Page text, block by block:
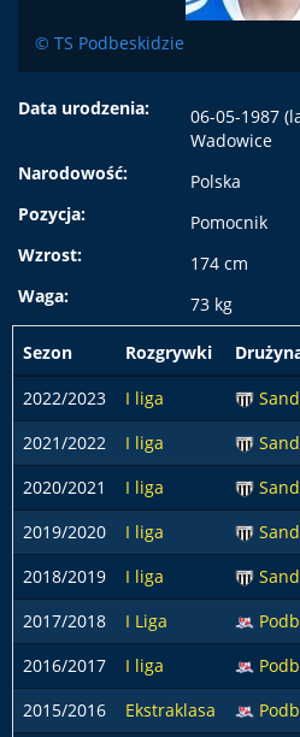
© TS Podbeskidzie
Data urodzenia:
06-05-1987
Wadowice
Narodowość:
Polska
Pozycja:
Pomocnik
Wzrost:
174 cm
Waga:
73 kg
Sezon Rozgrywki
2022/2023
I liga
2021/2022
I liga
2020/2021
I liga
2019/2020
I liga
2018/2019
I liga
2017/2018
I Liga
2016/2017
I liga
2015/2016
Ekstraklasa